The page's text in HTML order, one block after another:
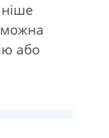
можна
або